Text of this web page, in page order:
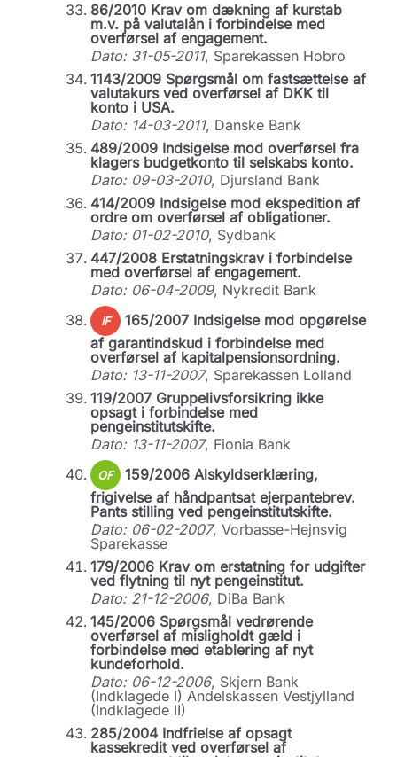
86/2010 Krav om dækning af kurstab
m.v. på valutalån i forbindelse med
overførsel af engagement.
Dato: 31-05-2011, Sparekassen Hobro
1143/2009 Spørgsmål om fastsættelse af
valutakurs ved overførsel af DKK til
konto i USA.
Dato: 14-03-2011, Danske Bank
489/2009 Indsigelse mod overførsel fra
klagers budgetkonto til selskabs konto.
Dato: 09-03-2010, Djursland Bank
414/2009 Indsigelse mod ekspedition af
ordre om overførsel af obligationer.
Dato: 01-02-2010, Sydbank
447/2008 Erstatningskrav i forbindelse
med overførsel af engagement.
Dato: 06-04-2009, Nykredit Bank
IF
165/2007 Indsigelse mod opgørelse
af garantindskud i forbindelse med
overførsel af kapitalpensionsordning.
Dato: 13-11-2007, Sparekassen Lolland
119/2007 Gruppelivsforsikring ikke
opsagt i forbindelse med
pengeinstitutskifte.
Dato: 13-11-2007, Fionia Bank
OF
159/2006 Alskyldserklæring,
frigivelse af håndpantsat ejerpantebrev.
Pants stilling ved pengeinstitutskifte.
Dato: 06-02-2007, Vorbasse-Hejnsvig
Sparekasse
179/2006 Krav om erstatning for udgifter
ved flytning til nyt pengeinstitut.
Dato: 21-12-2006, DiBa Bank
145/2006 Spørgsmål vedrørende
overførsel af misligholdt gæld i
forbindelse med etablering af nyt
kundeforhold.
Dato: 06-12-2006, Skjern Bank
(Indklagede I) Andelskassen Vestjylland
(Indklagede II)
285/2004 Indfrielse af opsagt
kassekredit ved overførsel af